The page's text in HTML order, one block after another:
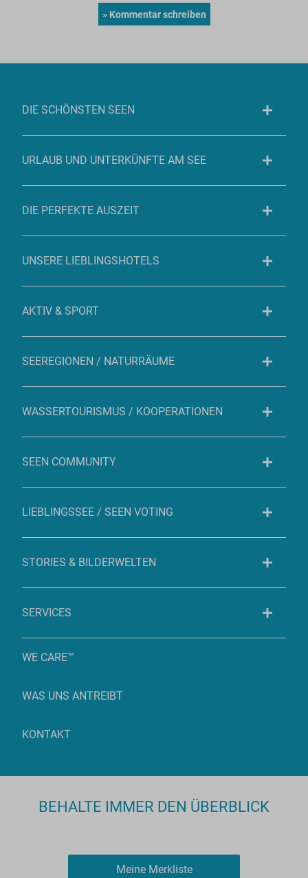
DIE SCHÖNSTEN SEEN
URLAUB UND UNTERKÜNFTE AM SEE
DIE PERFEKTE AUSZEIT
UNSERE LIEBLINGSHOTELS
AKTIV & SPORT
SEEREGIONEN / NATURRÄUME
WASSERTOURISMUS / KOOPERATIONEN
SEEN COMMUNITY
LIEBLINGSSEE / SEEN VOTING
STORIES & BILDERWELTEN
SERVICES
WE CARE™
WAS UNS ANTREIBT
KONTAKT
BEHALTE IMMER DEN ÜBERBLICK
Meine Merkliste